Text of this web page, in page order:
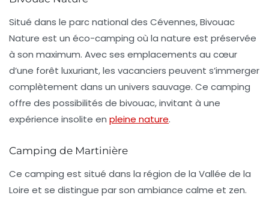
Situé dans le parc national des Cévennes, Bivouac
Nature est un éco-camping où la nature est préservée
à son maximum. Avec ses emplacements au cœur
d’une forêt luxuriant, les vacanciers peuvent s’immerger
complètement dans un univers sauvage. Ce camping
offre des possibilités de bivouac, invitant à une
expérience insolite en pleine nature.
Camping de Martinière
Ce camping est situé dans la région de la Vallée de la
Loire et se distingue par son ambiance calme et zen.